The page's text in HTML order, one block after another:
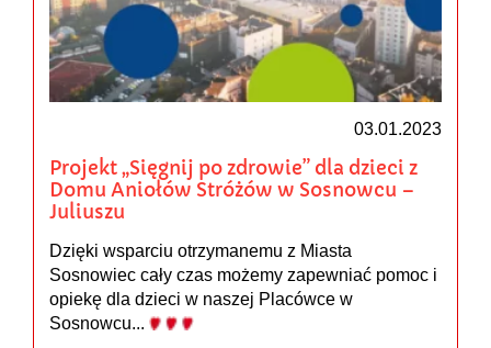
03.01.2023
Projekt „Sięgnij po zdrowie” dla dzieci z
Domu Aniołów Stróżów w Sosnowcu –
Juliuszu
Dzięki wsparciu otrzymanemu z Miasta
Sosnowiec cały czas możemy zapewniać pomoc i
opiekę dla dzieci w naszej Placówce w
Sosnowcu...